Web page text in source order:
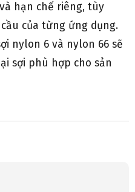
hạn chế riêng, tùy
của từng ứng dụng.
nylon 6 và nylon 66 sẽ
sợi phù hợp cho sản